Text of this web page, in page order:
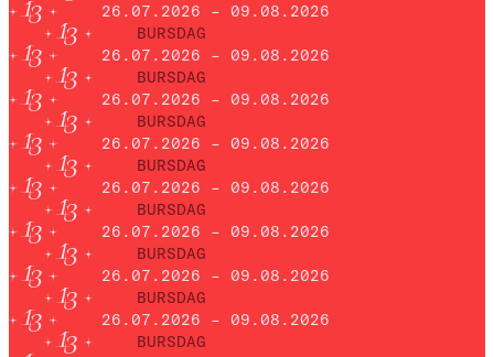
26.07.2026 – 09.08.2026
BURSDAG
26.07.2026 – 09.08.2026
BURSDAG
26.07.2026 – 09.08.2026
BURSDAG
26.07.2026 – 09.08.2026
BURSDAG
26.07.2026 – 09.08.2026
BURSDAG
26.07.2026 – 09.08.2026
BURSDAG
26.07.2026 – 09.08.2026
BURSDAG
26.07.2026 – 09.08.2026
BURSDAG